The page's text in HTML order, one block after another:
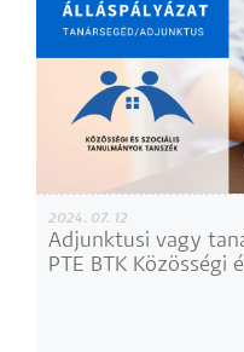
2024. 07. 12
Adjunktusi vagy
PTE BTK Közösségi